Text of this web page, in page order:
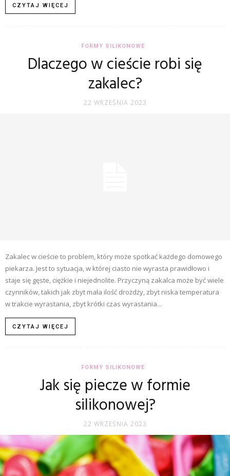
CZYTAJ WIĘCEJ
FORMY SILIKONOWE
Dlaczego w cieście robi się
zakalec?
22 WRZEŚNIA 2023
Zakalec w cieście to problem, który może spotkać każdego domowego
piekarza. Jest to sytuacja, w której ciasto nie wyrasta prawidłowo i
staje się gęste, ciężkie i niejednolite. Przyczyną zakalca może być wiele
czynników, takich jak zbyt mała ilość drożdży, zbyt niska temperatura
w trakcie wyrastania, zbyt krótki czas wyrastania...
CZYTAJ WIĘCEJ
FORMY SILIKONOWE
Jak się piecze w formie
silikonowej?
22 WRZEŚNIA 2023